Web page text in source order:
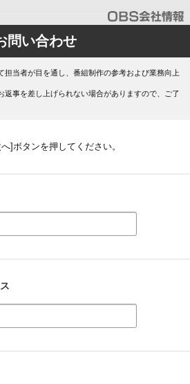
問い合わせ
担当者が目を通し、番組制作の参考および業務向上
返事を差し上げられない場合がありますので、ご了
]ボタンを押してください。